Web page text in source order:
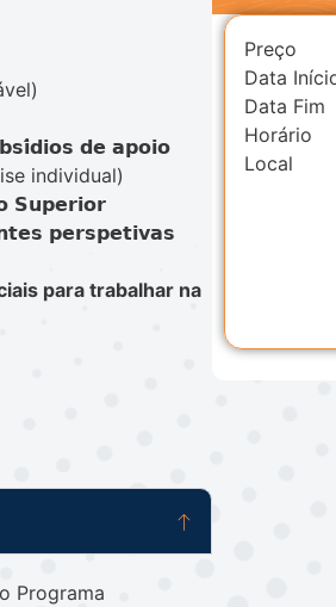
𝗱𝗲 𝗮𝗽𝗼𝗶𝗼
individual)
𝗦𝘂𝗽𝗲𝗿𝗶𝗼𝗿
𝗽𝗲𝗿𝘀𝗽𝗲𝘁𝗶𝘃𝗮𝘀
para trabalhar na
Programa
Preço
Data
Data Fim
Horário
Local